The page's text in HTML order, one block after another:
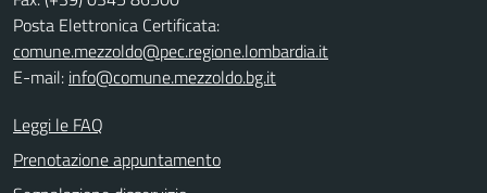
Posta Elettronica Certificata:
comune.mezzoldo@pec.regione.lombardia.it
E-mail: info@comune.mezzoldo.bg.it
Leggi le FAQ
Prenotazione appuntamento